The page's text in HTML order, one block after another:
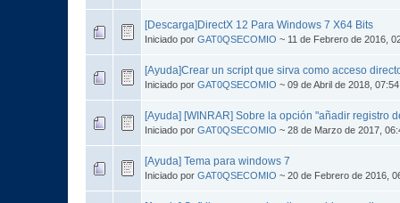
[Descarga]DirectX 12 Para Windows 7 X64 Bits
Iniciado por GAT0QSECOMIO ~ 11 de Febrero de 2016,
[Ayuda]Crear un script que sirva como acceso
Iniciado por GAT0QSECOMIO ~ 09 de Abril de 2018,
[Ayuda] [WINRAR] Sobre la opción "añadir registro
Iniciado por GAT0QSECOMIO ~ 28 de Marzo de 2017,
[Ayuda] Tema para windows 7
Iniciado por GAT0QSECOMIO ~ 20 de Febrero de 2016,